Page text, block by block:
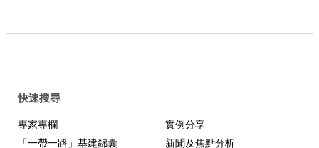
快速搜尋
專家專欄
實例分享
「一帶一路」基建錦囊
新聞及焦點分析